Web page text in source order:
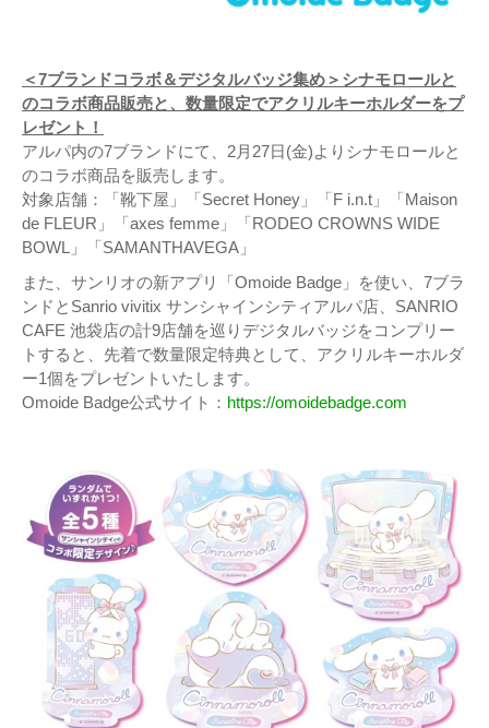
＜7ブランドコラボ＆デジタルバッジ集め＞シナモロールと
のコラボ商品販売と、数量限定でアクリルキーホルダーをプ
レゼント！
アルパ内の7ブランドにて、2月27日(金)よりシナモロールと
のコラボ商品を販売します。
対象店舗：「靴下屋」「Secret Honey」「F i.n.t」「Maison
de FLEUR」「axes femme」「RODEO CROWNS WIDE
BOWL」「SAMANTHAVEGA」
また、サンリオの新アプリ「Omoide Badge」を使い、7ブラ
ンドとSanrio vivitix サンシャインシティアルパ店、SANRIO
CAFE 池袋店の計9店舗を巡りデジタルバッジをコンプリー
トすると、先着で数量限定特典として、アクリルキーホルダ
ー1個をプレゼントいたします。
Omoide Badge公式サイト： https://omoidebadge.com